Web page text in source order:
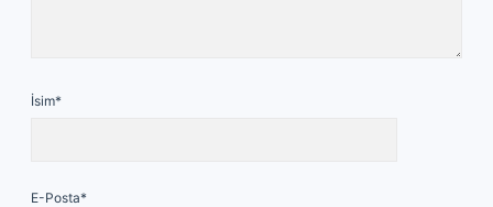
İsim*
E-Posta*